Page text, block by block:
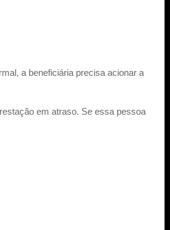
a beneficiária precisa acionar a
em atraso. Se essa pessoa